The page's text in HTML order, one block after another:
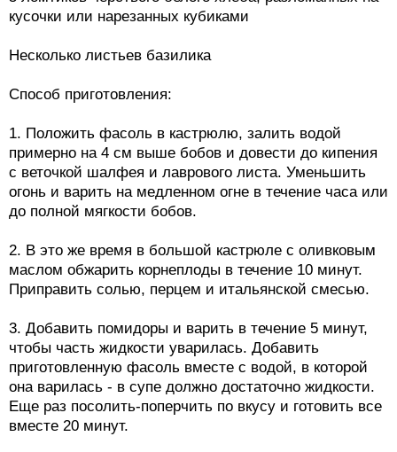
кусочки или нарезанных кубиками
Несколько листьев базилика
Способ приготовления:
1. Положить фасоль в кастрюлю, залить водой
примерно на 4 см выше бобов и довести до кипения
с веточкой шалфея и лаврового листа. Уменьшить
огонь и варить на медленном огне в течение часа или
до полной мягкости бобов.
2. В это же время в большой кастрюле с оливковым
маслом обжарить корнеплоды в течение 10 минут.
Приправить солью, перцем и итальянской смесью.
3. Добавить помидоры и варить в течение 5 минут,
чтобы часть жидкости уварилась. Добавить
приготовленную фасоль вместе с водой, в которой
она варилась - в супе должно достаточно жидкости.
Еще раз посолить-поперчить по вкусу и готовить все
вместе 20 минут.